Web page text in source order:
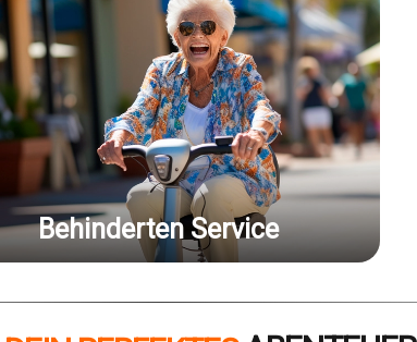
Behinderten Service